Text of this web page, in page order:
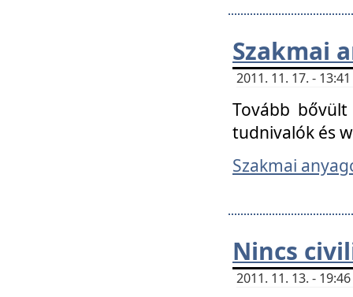
Szakmai
2011. 11. 17. -
Tovább bővült
tudnivalók és
Szakmai
Nincs
2011. 11. 13. -